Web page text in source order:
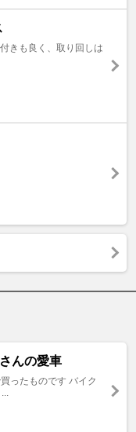
きも良く、取り回しは
んの愛車
ったものです バイク